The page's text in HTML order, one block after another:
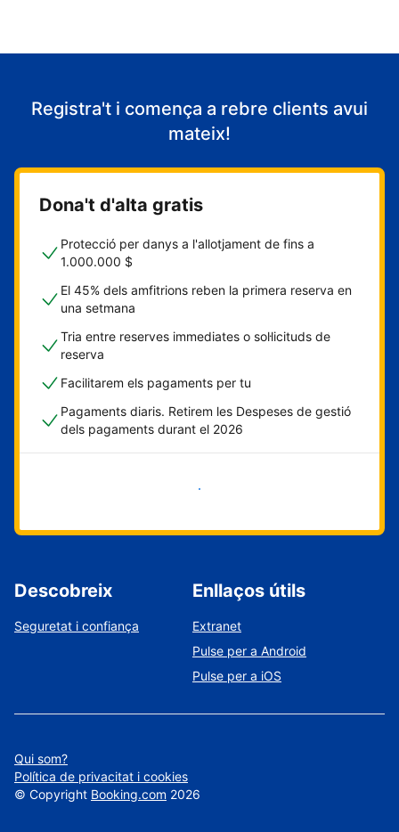
Registra't i comença a rebre clients avui
mateix!
Dona't d'alta gratis
Protecció per danys a l'allotjament de fins a
1.000.000 $
El 45% dels amfitrions reben la primera reserva en
una setmana
Tria entre reserves immediates o sol·licituds de
reserva
Facilitarem els pagaments per tu
Pagaments diaris. Retirem les Despeses de gestió
dels pagaments durant el 2026
Comença ara
Descobreix
Seguretat i confiança
Enllaços útils
Extranet
Pulse per a Android
Pulse per a iOS
Qui som?
Política de privacitat i cookies
© Copyright Booking.com 2026